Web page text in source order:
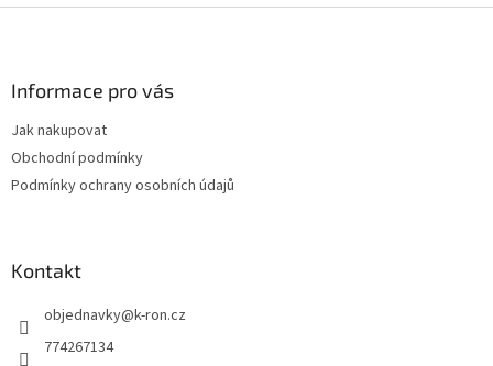
Informace pro vás
Jak nakupovat
Obchodní podmínky
Podmínky ochrany osobních údajů
Kontakt
objednavky@k-ron.cz
774267134